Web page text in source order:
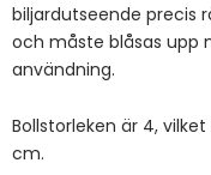
biljardutseende precis
och måste blåsas upp
användning.
Bollstorleken är 4,
cm.